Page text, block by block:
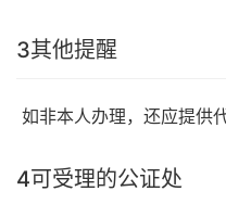
3其他提醒
如非本人办理，还应提供
4可受理的公证处